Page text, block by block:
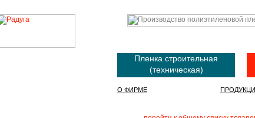
Пленка строительная
(техническая)
О ФИРМЕ